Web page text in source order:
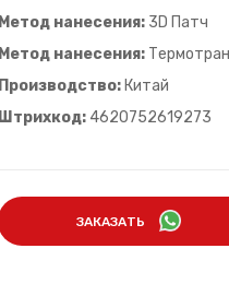
Метод нанесения: 3D Патч
Метод нанесения:
Производство: Китай
Штрихкод: 4620752619273
ЗАКАЗАТЬ